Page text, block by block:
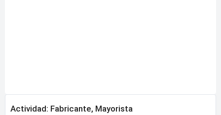
Actividad: Fabricante, Mayorista